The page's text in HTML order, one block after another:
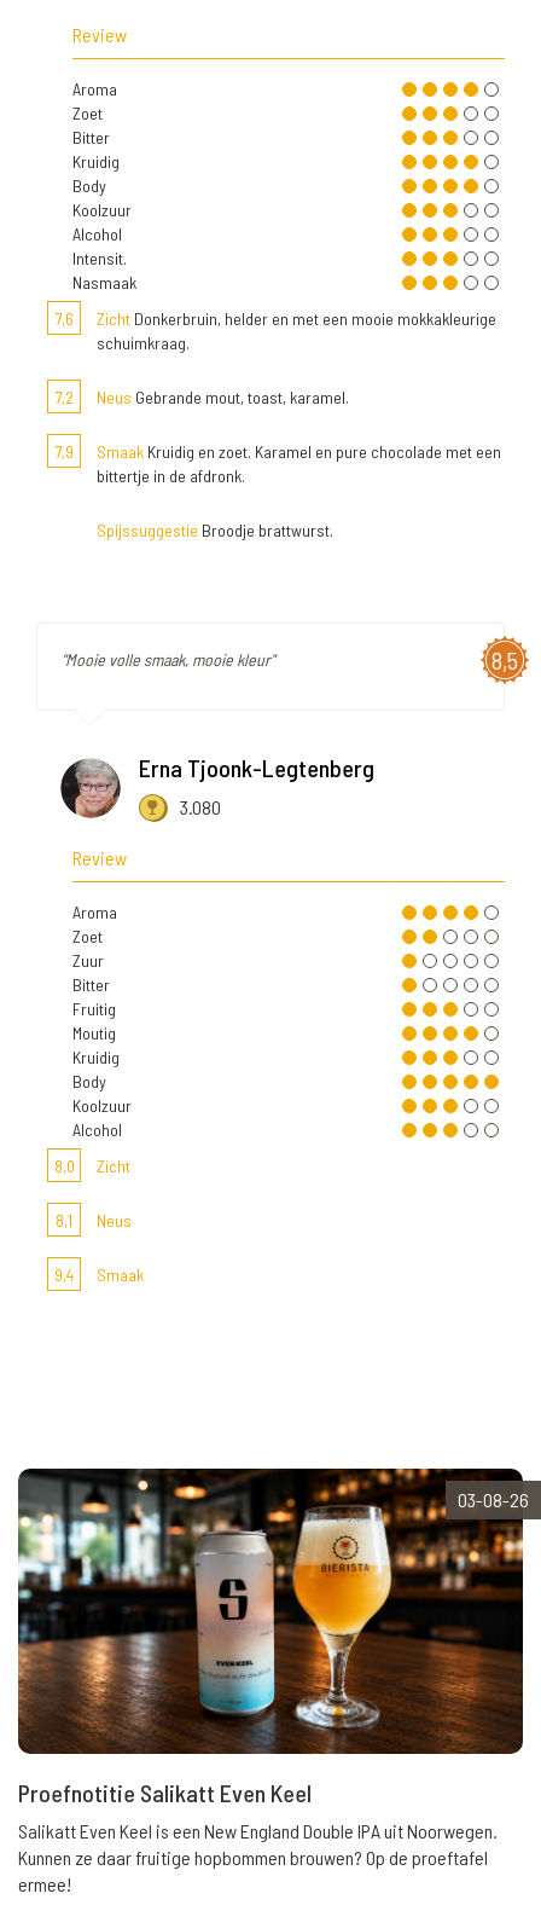
Review
Aroma
Zoet
Bitter
Kruidig
Body
Koolzuur
Alcohol
Intensit.
Nasmaak
7,6
Zicht Donkerbruin, helder en met een mooie mokkakleurige
schuimkraag.
7,2 Neus Gebrande mout, toast, karamel.
7,9 Smaak Kruidig en zoet. Karamel en pure chocolade met een
bittertje in de afdronk.
Spijssuggestie Broodje brattwurst.
8,5
"Mooie volle smaak, mooie kleur"
Erna Tjoonk-Legtenberg
3.080
Review
Aroma
Zoet
Zuur
Bitter
Fruitig
Moutig
Kruidig
Body
Koolzuur
Alcohol
8,0
Zicht
8,1 Neus
9,4 Smaak
03-08-26
Proefnotitie Salikatt Even Keel
Salikatt Even Keel is een New England Double IPA uit Noorwegen.
Kunnen ze daar fruitige hopbommen brouwen? Op de proeftafel
ermee!